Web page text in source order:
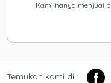
Kami hanya menjual
Temukan kami di :